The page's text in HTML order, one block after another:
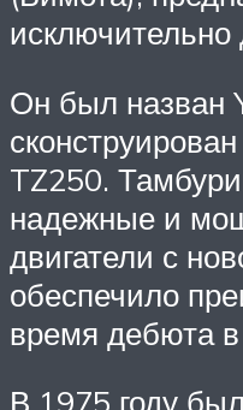
исключительно
Он был назван
TZ250.
надежные и
двигатели с
обеспечило
время дебюта
В 1975 году